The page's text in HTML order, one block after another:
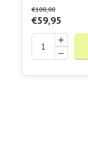
€100,00
€59,95